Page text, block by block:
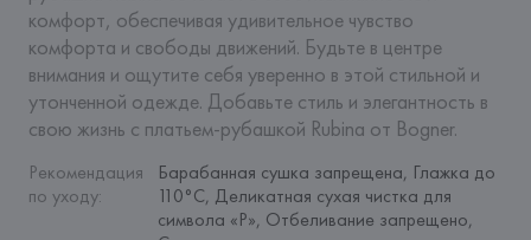
комфорт, обеспечивая удивительное чувство
комфорта и свободы движений. Будьте в центре
внимания и ощутите себя уверенно в этой стильной и
утонченной одежде. Добавьте стиль и элегантность в
свою жизнь с платьем-рубашкой Rubina от Bogner.
Рекомендация
по уходу:
Барабанная сушка запрещена, Глажка до
110°C, Деликатная сухая чистка для
символа «P», Отбеливание запрещено,